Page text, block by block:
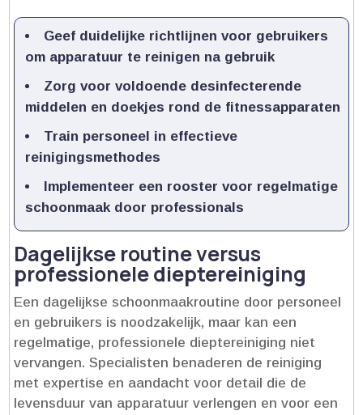
Geef duidelijke richtlijnen voor gebruikers
om apparatuur te reinigen na gebruik
Zorg voor voldoende desinfecterende
middelen en doekjes rond de fitnessapparaten
Train personeel in effectieve
reinigingsmethodes
Implementeer een rooster voor regelmatige
schoonmaak door professionals
Dagelijkse routine versus
professionele dieptereiniging
Een dagelijkse schoonmaakroutine door personeel
en gebruikers is noodzakelijk, maar kan een
regelmatige, professionele dieptereiniging niet
vervangen.​ Specialisten benaderen de reiniging
met expertise en aandacht voor detail die de
levensduur van apparatuur verlengen en voor een